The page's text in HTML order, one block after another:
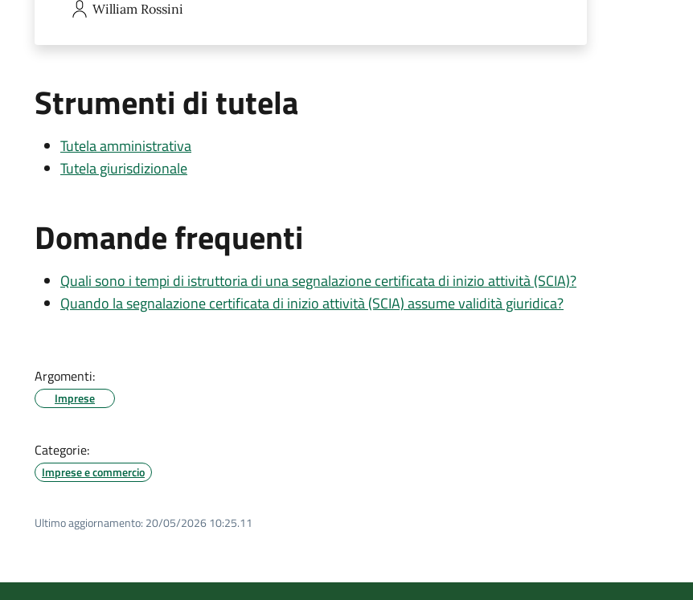
William Rossini
Strumenti di tutela
Tutela amministrativa
Tutela giurisdizionale
Domande frequenti
Quali sono i tempi di istruttoria di una segnalazione certificata di inizio attività (SCIA)?
Quando la segnalazione certificata di inizio attività (SCIA) assume validità giuridica?
Argomenti:
Imprese
Categorie:
Imprese e commercio
Ultimo aggiornamento: 20/05/2026 10:25.11